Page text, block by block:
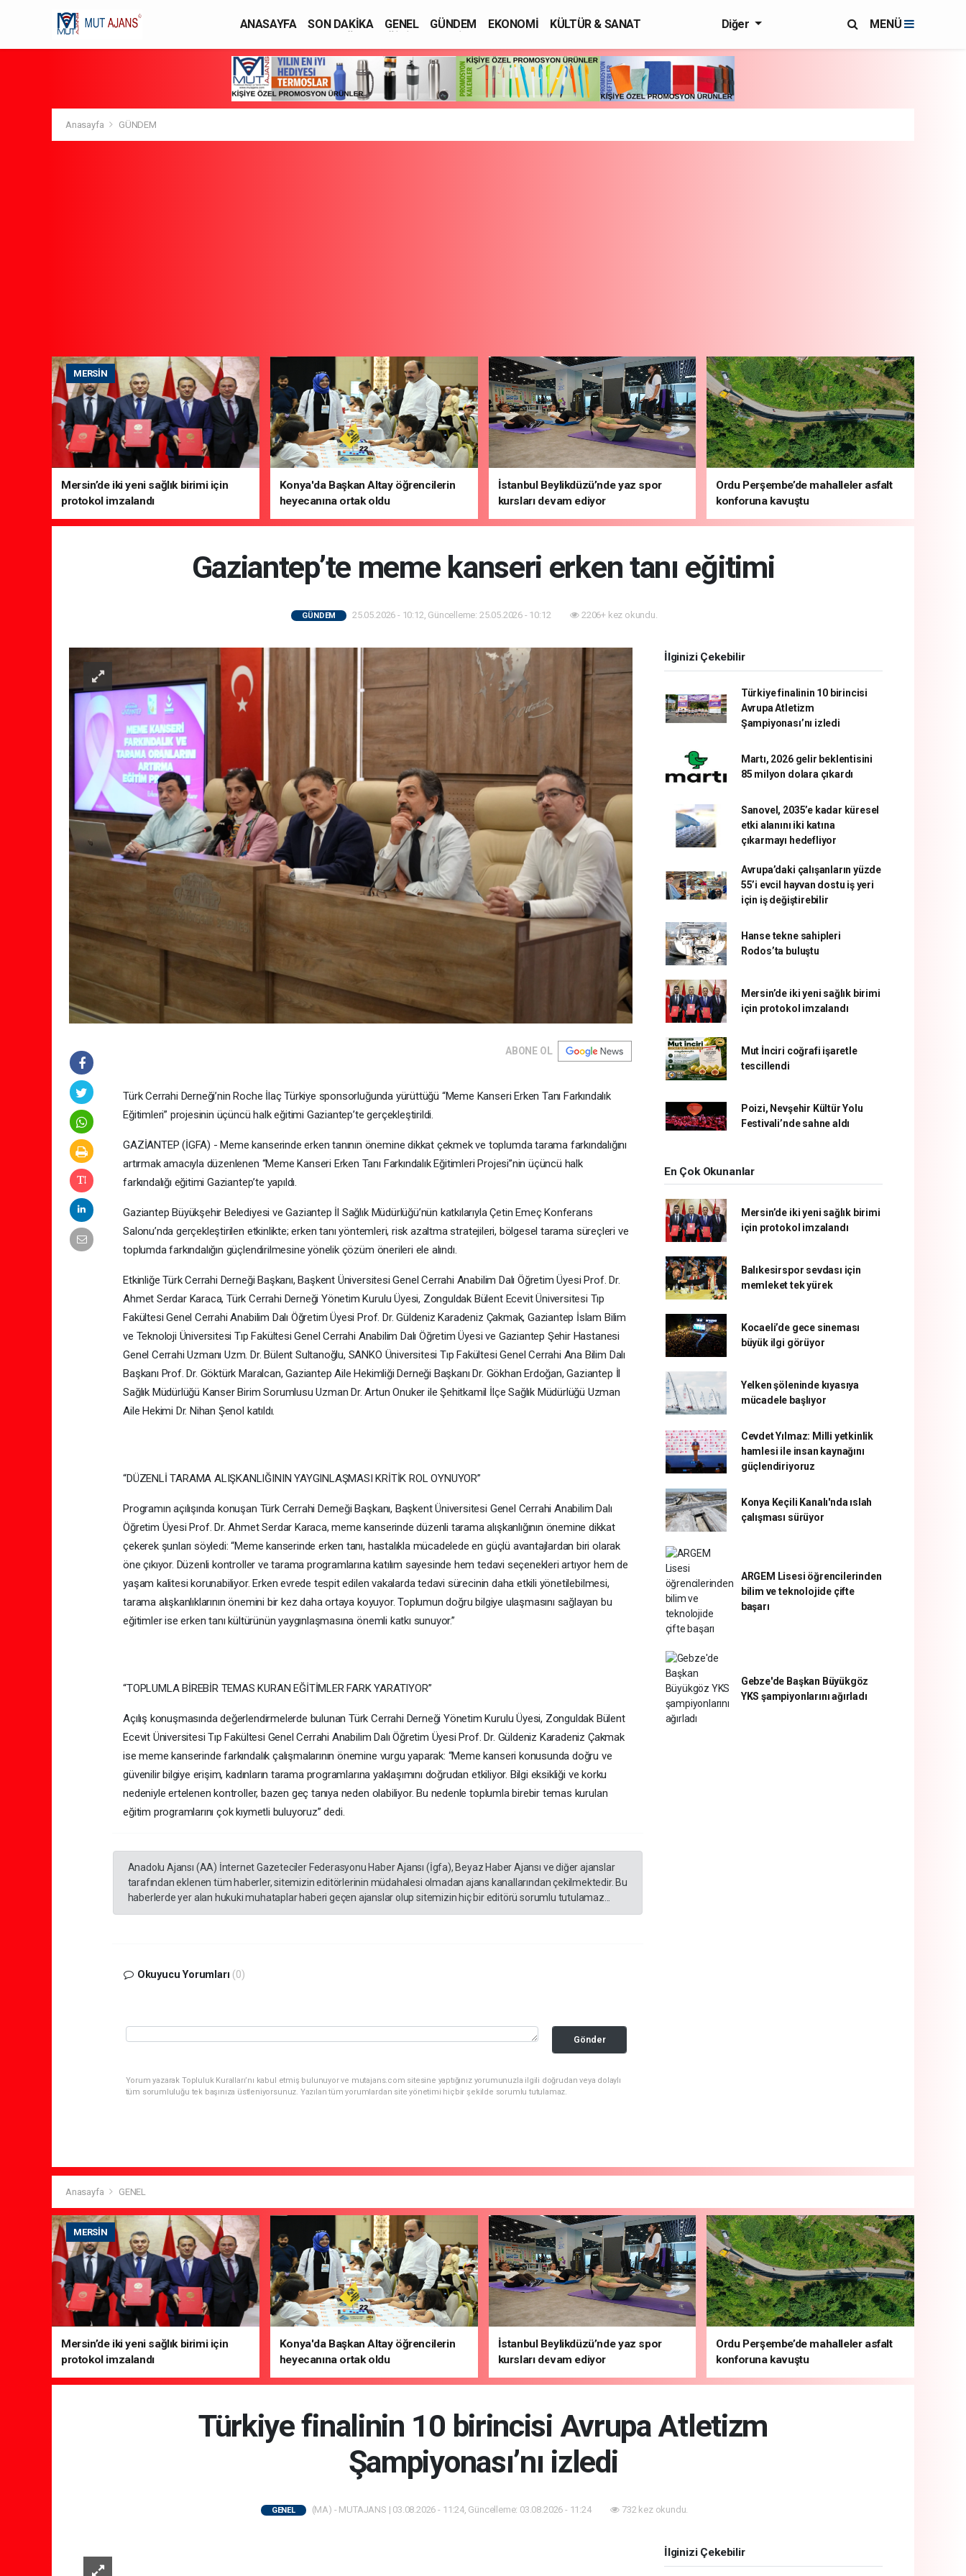
ANASAYFA SON DAKİKA GENEL GÜNDEM EKONOMİ
KÜLTÜR & SANAT
Diğer MENÜ
Anasayfa GÜNDEM
MERSIN
Mersin’de iki yeni sağlık birimi için
protokol imzalandı
Konya'da Başkan Altay öğrencilerin
heyecanına ortak oldu
İstanbul Beylikdüzü’nde yaz spor
kursları devam ediyor
Ordu Perşembe’de mahalleler asfalt
konforuna kavuştu
Gaziantep’te meme kanseri erken tanı eğitimi
GÜNDEM 25.05.2026 - 10:12, Güncelleme: 25.05.2026 - 10:12 2206+ kez okundu.
ABONE OL
Türk Cerrahi Derneği’nin Roche İlaç Türkiye sponsorluğunda yürüttüğü “Meme Kanseri Erken Tanı Farkındalık
Eğitimleri” projesinin üçüncü halk eğitimi Gaziantep’te gerçekleştirildi.
GAZİANTEP (İGFA) - Meme kanserinde erken tanının önemine dikkat çekmek ve toplumda tarama farkındalığını
artırmak amacıyla düzenlenen “Meme Kanseri Erken Tanı Farkındalık Eğitimleri Projesi”nin üçüncü halk
farkındalığı eğitimi Gaziantep’te yapıldı.
Gaziantep Büyükşehir Belediyesi ve Gaziantep İl Sağlık Müdürlüğü’nün katkılarıyla Çetin Emeç Konferans
Salonu’nda gerçekleştirilen etkinlikte; erken tanı yöntemleri, risk azaltma stratejileri, bölgesel tarama süreçleri ve
toplumda farkındalığın güçlendirilmesine yönelik çözüm önerileri ele alındı.
Etkinliğe Türk Cerrahi Derneği Başkanı, Başkent Üniversitesi Genel Cerrahi Anabilim Dalı Öğretim Üyesi Prof. Dr.
Ahmet Serdar Karaca, Türk Cerrahi Derneği Yönetim Kurulu Üyesi, Zonguldak Bülent Ecevit Üniversitesi Tıp
Fakültesi Genel Cerrahi Anabilim Dalı Öğretim Üyesi Prof. Dr. Güldeniz Karadeniz Çakmak, Gaziantep İslam Bilim
ve Teknoloji Üniversitesi Tıp Fakültesi Genel Cerrahi Anabilim Dalı Öğretim Üyesi ve Gaziantep Şehir Hastanesi
Genel Cerrahi Uzmanı Uzm. Dr. Bülent Sultanoğlu, SANKO Üniversitesi Tıp Fakültesi Genel Cerrahi Ana Bilim Dalı
Başkanı Prof. Dr. Göktürk Maralcan, Gaziantep Aile Hekimliği Derneği Başkanı Dr. Gökhan Erdoğan, Gaziantep İl
Sağlık Müdürlüğü Kanser Birim Sorumlusu Uzman Dr. Artun Onuker ile Şehitkamil İlçe Sağlık Müdürlüğü Uzman
Aile Hekimi Dr. Nihan Şenol katıldı.
“DÜZENLİ TARAMA ALIŞKANLIĞININ YAYGINLAŞMASI KRİTİK ROL OYNUYOR”
Programın açılışında konuşan Türk Cerrahi Derneği Başkanı, Başkent Üniversitesi Genel Cerrahi Anabilim Dalı
Öğretim Üyesi Prof. Dr. Ahmet Serdar Karaca, meme kanserinde düzenli tarama alışkanlığının önemine dikkat
çekerek şunları söyledi: “Meme kanserinde erken tanı, hastalıkla mücadelede en güçlü avantajlardan biri olarak
öne çıkıyor. Düzenli kontroller ve tarama programlarına katılım sayesinde hem tedavi seçenekleri artıyor hem de
yaşam kalitesi korunabiliyor. Erken evrede tespit edilen vakalarda tedavi sürecinin daha etkili yönetilebilmesi,
tarama alışkanlıklarının önemini bir kez daha ortaya koyuyor. Toplumun doğru bilgiye ulaşmasını sağlayan bu
eğitimler ise erken tanı kültürünün yaygınlaşmasına önemli katkı sunuyor.”
“TOPLUMLA BİREBİR TEMAS KURAN EĞİTİMLER FARK YARATIYOR”
Açılış konuşmasında değerlendirmelerde bulunan Türk Cerrahi Derneği Yönetim Kurulu Üyesi, Zonguldak Bülent
Ecevit Üniversitesi Tıp Fakültesi Genel Cerrahi Anabilim Dalı Öğretim Üyesi Prof. Dr. Güldeniz Karadeniz Çakmak
ise meme kanserinde farkındalık çalışmalarının önemine vurgu yaparak: “Meme kanseri konusunda doğru ve
güvenilir bilgiye erişim, kadınların tarama programlarına yaklaşımını doğrudan etkiliyor. Bilgi eksikliği ve korku
nedeniyle ertelenen kontroller, bazen geç tanıya neden olabiliyor. Bu nedenle toplumla birebir temas kurulan
eğitim programlarını çok kıymetli buluyoruz” dedi.
Anadolu Ajansı (AA) İnternet Gazeteciler Federasyonu Haber Ajansı (İgfa), Beyaz Haber Ajansı ve diğer ajanslar
tarafından eklenen tüm haberler, sitemizin editörlerinin müdahalesi olmadan ajans kanallarından çekilmektedir. Bu
haberlerde yer alan hukuki muhataplar haberi geçen ajanslar olup sitemizin hiç bir editörü sorumlu tutulamaz...
Okuyucu Yorumları (0)
Gönder
Yorum yazarak Topluluk Kuralları’nı kabul etmiş bulunuyor ve mutajans.com sitesine yaptığınız yorumunuzla ilgili doğrudan veya dolaylı
tüm sorumluluğu tek başınıza üstleniyorsunuz. Yazılan tüm yorumlardan site yönetimi hiçbir şekilde sorumlu tutulamaz.
İlginizi Çekebilir
Türkiye finalinin 10 birincisi
Avrupa Atletizm
Şampiyonası’nı izledi
Martı, 2026 gelir beklentisini
85 milyon dolara çıkardı
Sanovel, 2035’e kadar küresel
etki alanını iki katına
çıkarmayı hedefliyor
Avrupa’daki çalışanların yüzde
55’i evcil hayvan dostu iş yeri
için iş değiştirebilir
Hanse tekne sahipleri
Rodos’ta buluştu
Mersin’de iki yeni sağlık birimi
için protokol imzalandı
Mut İnciri coğrafi işaretle
tescillendi
Poizi, Nevşehir Kültür Yolu
Festivali’nde sahne aldı
En Çok Okunanlar
Mersin’de iki yeni sağlık birimi
için protokol imzalandı
Balıkesirspor sevdası için
memleket tek yürek
Kocaeli’de gece sineması
büyük ilgi görüyor
Yelken şöleninde kıyasıya
mücadele başlıyor
Cevdet Yılmaz: Milli yetkinlik
hamlesi ile insan kaynağını
güçlendiriyoruz
Konya Keçili Kanalı'nda ıslah
çalışması sürüyor
ARGEM Lisesi öğrencilerinden
bilim ve teknolojide çifte
başarı
Gebze'de Başkan Büyükgöz
YKS şampiyonlarını ağırladı
Anasayfa GENEL
MERSIN
Mersin’de iki yeni sağlık birimi için
protokol imzalandı
Konya'da Başkan Altay öğrencilerin
heyecanına ortak oldu
İstanbul Beylikdüzü’nde yaz spor
kursları devam ediyor
Ordu Perşembe’de mahalleler asfalt
konforuna kavuştu
Türkiye finalinin 10 birincisi Avrupa Atletizm
Şampiyonası’nı izledi
GENEL (MA) - MUTAJANS | 03.08.2026 - 11:24, Güncelleme: 03.08.2026 - 11:24 732 kez okundu.
İlginizi Çekebilir